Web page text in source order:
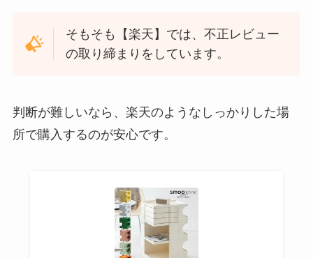
そもそも【楽天】では、不正レビュー
の取り締まりをしています。
判断が難しいなら、楽天のようなしっかりした場
所で購入するのが安心です。